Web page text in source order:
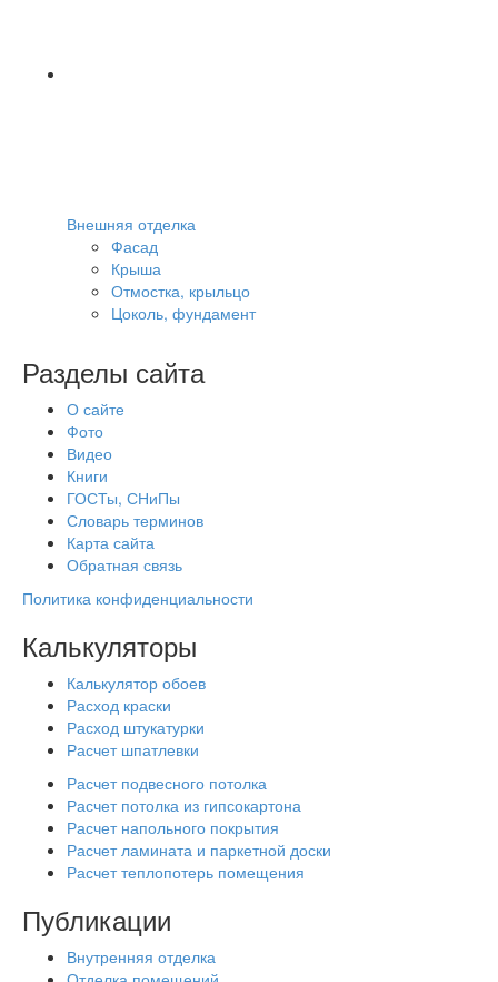
Внешняя отделка
Фасад
Крыша
Отмостка, крыльцо
Цоколь, фундамент
Разделы сайта
О сайте
Фото
Видео
Книги
ГОСТы, СНиПы
Словарь терминов
Карта сайта
Обратная связь
Политика конфиденциальности
Калькуляторы
Калькулятор обоев
Расход краски
Расход штукатурки
Расчет шпатлевки
Расчет подвесного потолка
Расчет потолка из гипсокартона
Расчет напольного покрытия
Расчет ламината и паркетной доски
Расчет теплопотерь помещения
Публикации
Внутренняя отделка